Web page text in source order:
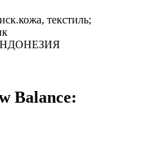
текстиль;
ИНДОНЕЗИЯ
Balance: